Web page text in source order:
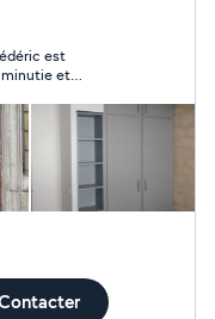
de parquet et
peinture
est
minutie et
très bonne
équipe est très